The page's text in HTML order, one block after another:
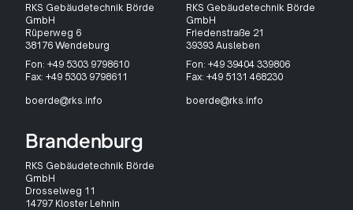
RKS Gebäudetechnik Börde
GmbH
Rüperweg 6
38176 Wendeburg
Fon: +49 5303 9798610
Fax: +49 5303 9798611
boerde@rks.info
RKS Gebäudetechnik Börde
GmbH
Friedenstraße 21
39393 Ausleben
Fon: +49 39404 339806
Fax: +49 5131 468230
boerde@rks.info
Brandenburg
RKS Gebäudetechnik Börde
GmbH
Drosselweg 11
14797 Kloster Lehnin